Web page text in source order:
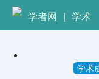
学者网 | 学术
学术